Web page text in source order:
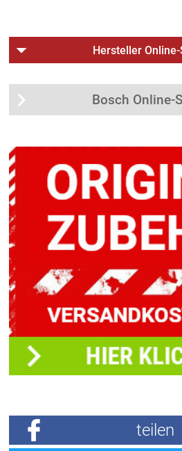
Hersteller
Bosch Online-
teilen